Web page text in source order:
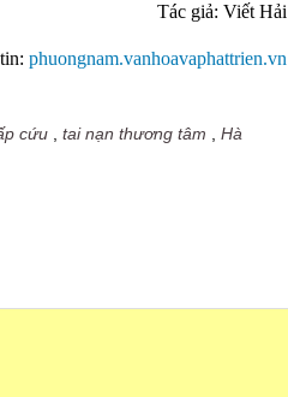
Tác giả: Viết Hải
phuongnam.vanhoavaphattrien.vn
cứu tai nạn thương tâm
Hà